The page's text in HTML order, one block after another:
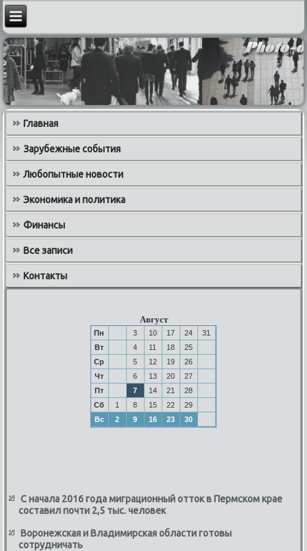
Главная
Зарубежные события
Любопытные новости
Экономика и политика
Финансы
Все записи
Контакты
Август
Пн 3 10 17 24
31
Вт
4 11 18
25
Ср
5 12 19
26
Чт
6 13 20
27
Пт
7 14 21
28
Сб
1 8 15 22
29
Вс
2 9 16 23 30
С начала 2016 года миграционный отток в Пермском крае
составил почти 2,5 тыс. человек
Воронежская и Владимирская области готовы
сотрудничать